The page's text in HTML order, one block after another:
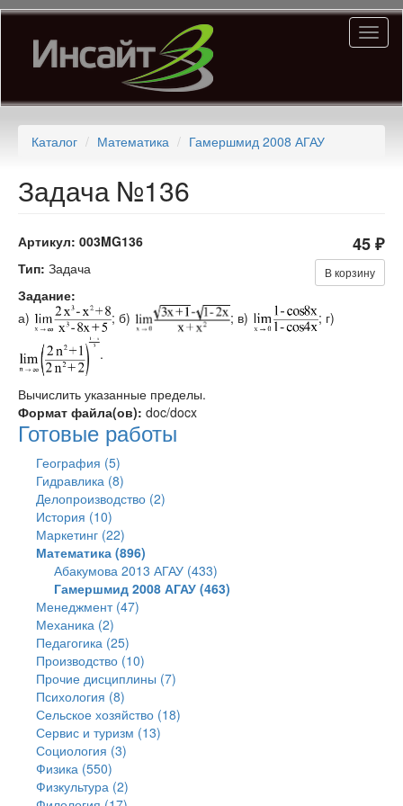
Перейти
основному
содержанию
Каталог Математика Гамершмид 2008 АГАУ
Задача №136
Артикул: 003MG136 45 ₽
В корзину
Тип: Задача
Задание:
а)
; б) ; в)
; г)
.
Вычислить указанные пределы.
Формат файла(ов): doc/docx
Готовые работы
География (5)
Гидравлика (8)
Делопроизводство (2)
История (10)
Маркетинг (22)
Математика (896)
Абакумова 2013 АГАУ (433)
Гамершмид 2008 АГАУ (463)
Менеджмент (47)
Механика (2)
Педагогика (25)
Производство (10)
Прочие дисциплины (7)
Психология (8)
Сельское хозяйство (18)
Сервис и туризм (13)
Социология (3)
Физика (550)
Физкультура (2)